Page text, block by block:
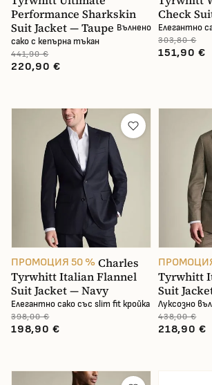
Performance Sharkskin
Suit Jacket — Taupe Вълнено
сако с кепърна тъкан
441,90 €
220,90 €
Check
Елегантно
303,80 €
151,90 €
ПРОМОЦИЯ 50 % Charles
Tyrwhitt Italian Flannel
Suit Jacket — Navy
Елегантно сако със slim fit кройка
398,00 €
198,90 €
Tyrwhitt
Suit
Луксозно
438,00 €
218,90 €